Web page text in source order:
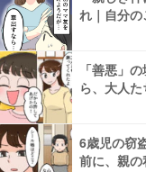
れ｜自分
「善悪」
ら、大人
6歳児の窃
前に、親